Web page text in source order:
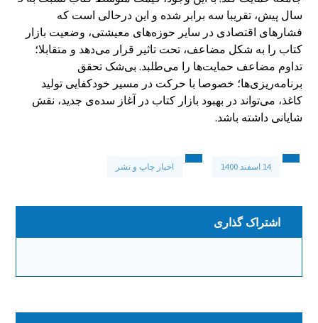
سال پیش، تقریبا سه برابر شده و این درحالی است که
فشارهای اقتصادی در سایر حوزه‌های معیشتی، وضعیت بازار
کتاب را به شکل مضاعف، تحت تاثیر قرار می‌دهد و متقابلا؛
تداوم مضاعف حمایت‌ها را می‌طلبد. بی‌شک تحقق
برنامه‌ریزی‌ها؛ خصوصا با حرکت در مسیر خودکفایی تولید
کاغذ، می‌تواند در بهبود بازار کتاب در آغاز سده‌ی جدید، نقش
شایانی داشته باشد.
14 اسفند 1400 اخبار چاپ و نشر